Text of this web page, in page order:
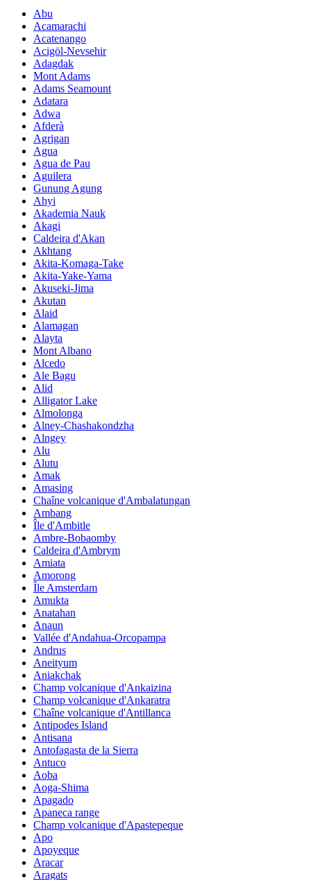
Abu
Acamarachi
Acatenango
Acigöl-Nevsehir
Adagdak
Mont Adams
Adams Seamount
Adatara
Adwa
Afderà
Agrigan
Agua
Agua de Pau
Aguilera
Gunung Agung
Ahyi
Akademia Nauk
Akagi
Caldeira d'Akan
Akhtang
Akita-Komaga-Take
Akita-Yake-Yama
Akuseki-Jima
Akutan
Alaid
Alamagan
Alayta
Mont Albano
Alcedo
Ale Bagu
Alid
Alligator Lake
Almolonga
Alney-Chashakondzha
Alngey
Alu
Alutu
Amak
Amasing
Chaîne volcanique d'Ambalatungan
Ambang
Île d'Ambitle
Ambre-Bobaomby
Caldeira d'Ambrym
Amiata
Amorong
Île Amsterdam
Amukta
Anatahan
Anaun
Vallée d'Andahua-Orcopampa
Andrus
Aneityum
Aniakchak
Champ volcanique d'Ankaizina
Champ volcanique d'Ankaratra
Chaîne volcanique d'Antillanca
Antipodes Island
Antisana
Antofagasta de la Sierra
Antuco
Aoba
Aoga-Shima
Apagado
Apaneca range
Champ volcanique d'Apastepeque
Apo
Apoyeque
Aracar
Aragats